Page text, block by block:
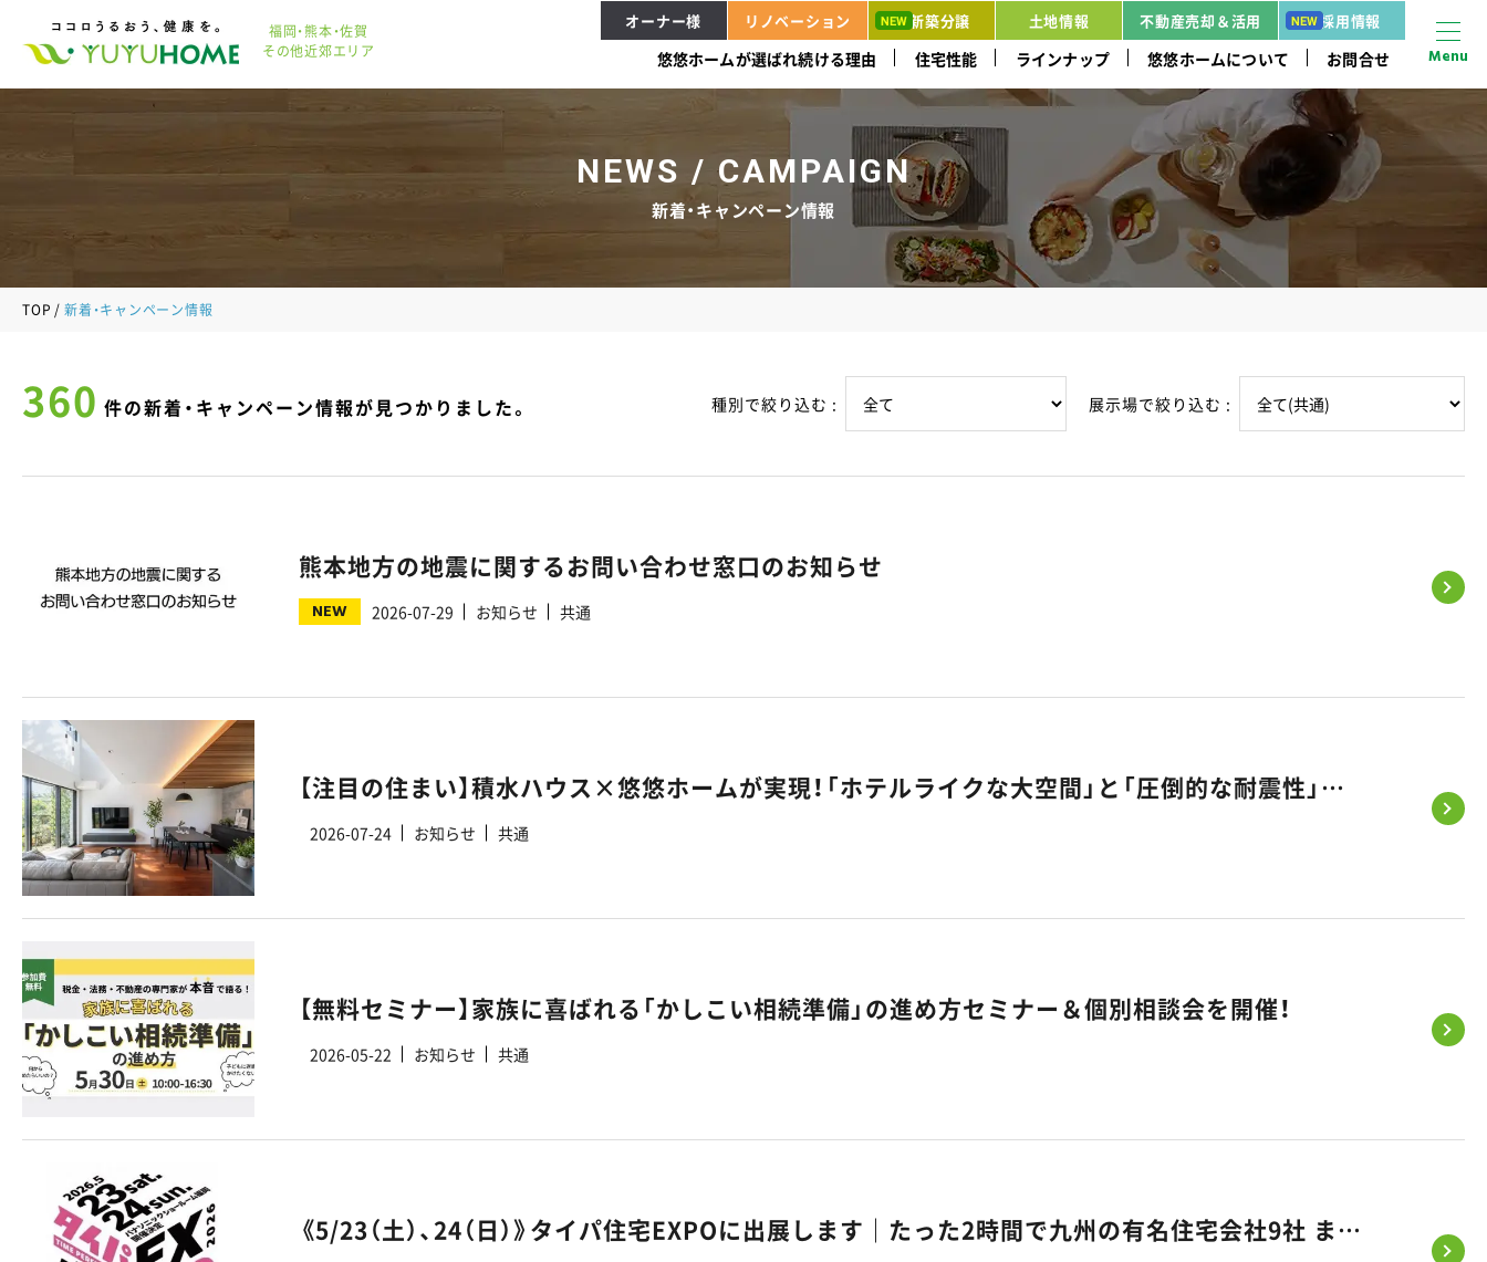
福岡・熊本・佐賀
その他近郊エリア
悠悠ホームが選ばれ続ける理由 住宅性能 ラインナップ 悠悠ホームについて お問合せ
オーナー様 リノベーション 新築分譲 土地情報 不動産売却＆活用 採用情報
Menu
NEWS / CAMPAIGN
新着・キャンペーン情報
TOP 新着・キャンペーン情報
360 件の新着・キャンペーン情報が見つかりました。 種別で絞り込む : 展示場で絞り込む :
熊本地方の地震に関するお問い合わせ窓口のお知らせ
NEW 2026-07-29 お知らせ 共通
【注目の住まい】積水ハウス×悠悠ホームが実現！「ホテルライクな大空間」と「圧倒的な耐震性」を両立する「SIコラボ」の秘密とは？
2026-07-24 お知らせ 共通
【無料セミナー】家族に喜ばれる「かしこい相続準備」の進め方セミナー＆個別相談会を開催！
2026-05-22 お知らせ 共通
《5/23（土）、24（日）》タイパ住宅EXPOに出展します｜たった2時間で九州の有名住宅会社9社 まとめて比べられる家づくりフェス